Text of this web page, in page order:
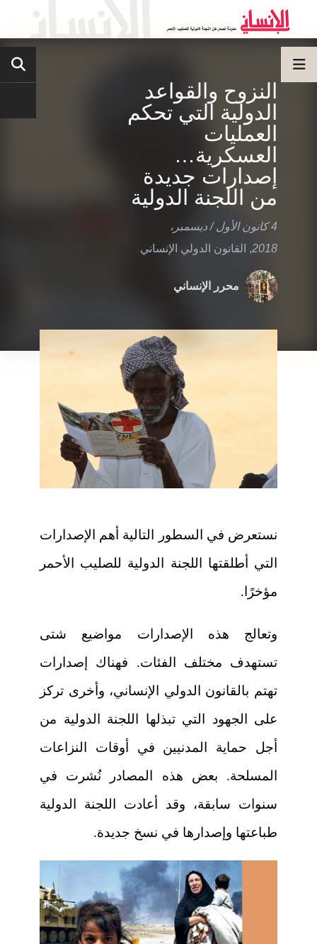
النزوح والقواعد
الدولية التي تحكم
العمليات
العسكرية…
إصدارات جديدة
من اللجنة الدولية
4 كانون الأول / ديسمبر،
2018
, القانون الدولي الإنساني
محرر الإنساني
نستعرض في السطور التالية أهم الإصدارات
التي أطلقتها اللجنة الدولية للصليب الأحمر
مؤخرًا.
وتعالج هذه الإصدارات مواضيع شتى
تستهدف مختلف الفئات. فهناك إصدارات
تهتم بالقانون الدولي الإنساني، وأخرى تركز
على الجهود التي تبذلها اللجنة الدولية من
أجل حماية المدنيين في أوقات النزاعات
المسلحة. بعض هذه المصادر نُشرت في
سنوات سابقة، وقد أعادت اللجنة الدولية
طباعتها وإصدارها في نسخ جديدة.